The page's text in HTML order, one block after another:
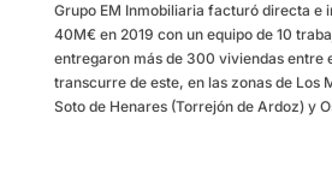
Grupo EM Inmobiliaria facturó directa e
40M€ en 2019 con un equipo de 10
entregaron más de 300 viviendas entre
transcurre de este, en las zonas de Los
Soto de Henares (Torrejón de Ardoz) y